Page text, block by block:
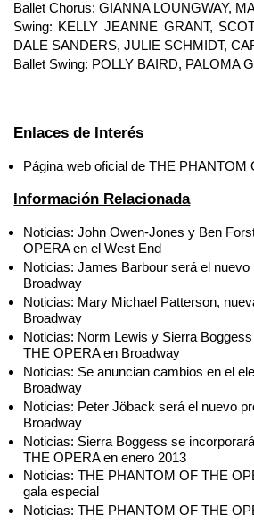
Ballet Chorus: GIANNA LOUNGWAY,
Swing: KELLY JEANNE GRANT,
DALE SANDERS, JULIE SCHMIDT,
Ballet Swing: POLLY BAIRD, PALOMA
Enlaces de Interés
Página web oficial de THE PHANTOM
Información Relacionada
Noticias: John Owen-Jones y Ben
OPERA en el West End
Noticias: James Barbour será el
Broadway
Noticias: Mary Michael Patterson,
Broadway
Noticias: Norm Lewis y Sierra
THE OPERA en Broadway
Noticias: Se anuncian cambios en el
Broadway
Noticias: Peter Jöback será el nuevo
Broadway
Noticias: Sierra Boggess se
THE OPERA en enero 2013
Noticias: THE PHANTOM OF THE
gala especial
Noticias: THE PHANTOM OF THE